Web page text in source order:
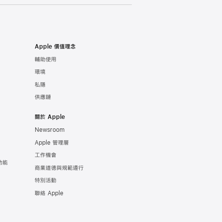
能
Apple 價值理念
輔助使用
環境
私隱
供應鏈
關於 Apple
Newsroom
Apple 管理層
工作機會
商業道德與規範遵行
特別活動
聯絡 Apple